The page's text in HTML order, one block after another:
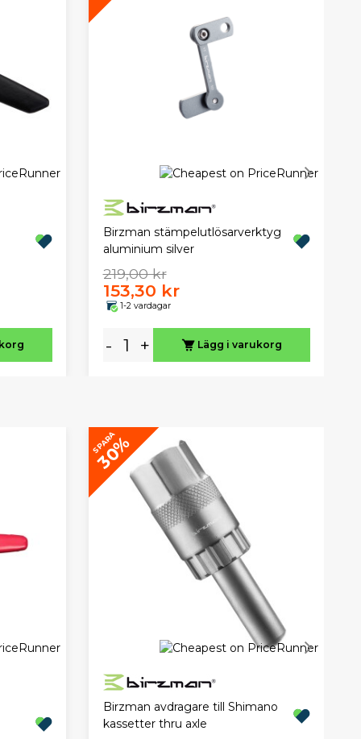
Birzman stämpelutlösarverktyg
aluminium silver
219,00 kr
153,30 kr
1-2 vardagar
- + Lägg i varukorg
SPARA
30%
Birzman avdragare till Shimano
kassetter thru axle